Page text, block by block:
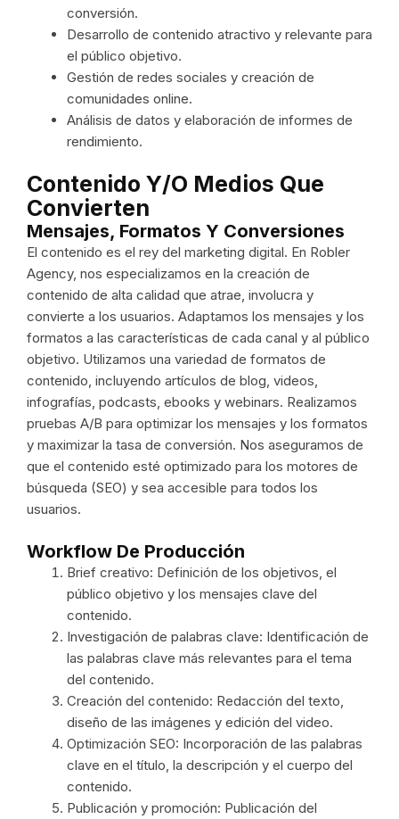
conversión.
Desarrollo de contenido atractivo y relevante para
el público objetivo.
Gestión de redes sociales y creación de
comunidades online.
Análisis de datos y elaboración de informes de
rendimiento.
Contenido Y/o Medios Que
Convierten
Mensajes, Formatos Y Conversiones
El contenido es el rey del marketing digital. En Robler
Agency, nos especializamos en la creación de
contenido de alta calidad que atrae, involucra y
convierte a los usuarios. Adaptamos los mensajes y los
formatos a las características de cada canal y al público
objetivo. Utilizamos una variedad de formatos de
contenido, incluyendo artículos de blog, videos,
infografías, podcasts, ebooks y webinars. Realizamos
pruebas A/B para optimizar los mensajes y los formatos
y maximizar la tasa de conversión. Nos aseguramos de
que el contenido esté optimizado para los motores de
búsqueda (SEO) y sea accesible para todos los
usuarios.
Workflow De Producción
Brief creativo: Definición de los objetivos, el
público objetivo y los mensajes clave del
contenido.
Investigación de palabras clave: Identificación de
las palabras clave más relevantes para el tema
del contenido.
Creación del contenido: Redacción del texto,
diseño de las imágenes y edición del video.
Optimización SEO: Incorporación de las palabras
clave en el título, la descripción y el cuerpo del
contenido.
Publicación y promoción: Publicación del